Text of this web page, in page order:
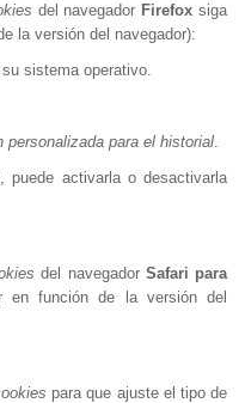
del navegador Firefoxsiga
la versión del navegador):
sistema operativo.
personalizada para el historial.
, puede activarla o desactivarla
del navegador Safari para
en función de la versión del
para que ajuste el tipo de